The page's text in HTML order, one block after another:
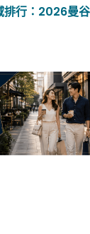
排行：2026曼